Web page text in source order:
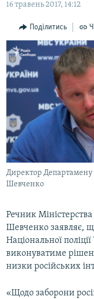
Перейти
пошуку
ПОГЛЯД
ІНТЕРВ'Ю
ВСЕ ЗА ДЕНЬ
СПЕЦПРОЕКТИ
ДЕПОРТАЦІЯ
ВІДЕОУРОКИ «ELIFBE»
СВІДЧЕННЯ ОКУПАЦІЇ
УКРАЇНСЬКА ПРОБЛЕМА
ІНФОГРАФІКА
ЯК ОБІЙТИ
Русский
Qırımtatar
ДОЛУЧАЙСЯ!
16 травень 2017, 14:12
Поділитись
Директор
Шевченко
Речник
Шевченко заявляє,
Національної
виконуватиме
низки російських
«Щодо заборони